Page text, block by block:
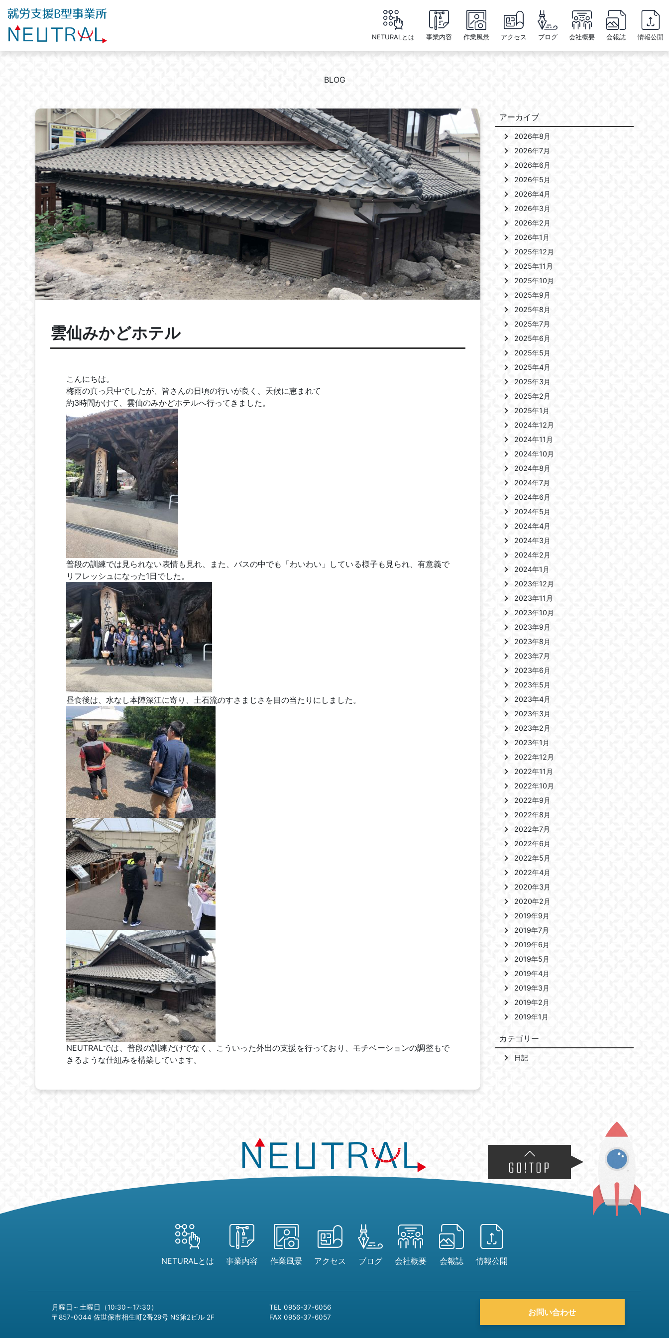
NETURALとは 事業内容 作業風景 アクセス ブログ 会社概要 会報誌 情報公開
BLOG
雲仙みかどホテル
こんにちは。
梅雨の真っ只中でしたが、皆さんの日頃の行いが良く、天候に恵まれて
約3時間かけて、雲仙のみかどホテルへ行ってきました。
普段の訓練では見られない表情も見れ、また、バスの中でも「わいわい」している様子も見られ、有意義で
リフレッシュになった1日でした。
昼食後は、水なし本陣深江に寄り、土石流のすさまじさを目の当たりにしました。
NEUTRALでは、普段の訓練だけでなく、こういった外出の支援を行っており、モチベーションの調整もで
きるような仕組みを構築しています。
アーカイブ
2026年8月
2026年7月
2026年6月
2026年5月
2026年4月
2026年3月
2026年2月
2026年1月
2025年12月
2025年11月
2025年10月
2025年9月
2025年8月
2025年7月
2025年6月
2025年5月
2025年4月
2025年3月
2025年2月
2025年1月
2024年12月
2024年11月
2024年10月
2024年8月
2024年7月
2024年6月
2024年5月
2024年4月
2024年3月
2024年2月
2024年1月
2023年12月
2023年11月
2023年10月
2023年9月
2023年8月
2023年7月
2023年6月
2023年5月
2023年4月
2023年3月
2023年2月
2023年1月
2022年12月
2022年11月
2022年10月
2022年9月
2022年8月
2022年7月
2022年6月
2022年5月
2022年4月
2020年3月
2020年2月
2019年9月
2019年7月
2019年6月
2019年5月
2019年4月
2019年3月
2019年2月
2019年1月
カテゴリー
日記
NETURALとは 事業内容 作業風景 アクセス ブログ 会社概要 会報誌 情報公開
お問い合わせ
月曜日～土曜日（10:30～17:30）
〒857-0044 佐世保市相生町2番29号 NS第2ビル 2F
TEL 0956-37-6056
FAX 0956-37-6057